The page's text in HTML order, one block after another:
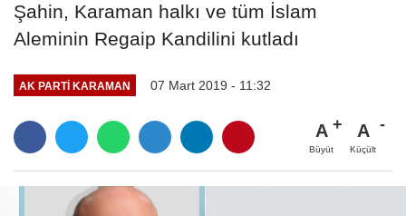
Şahin, Karaman halkı ve tüm İslam
Aleminin Regaip Kandilini kutladı
AK PARTI KARAMAN 07 Mart 2019 - 11:32
A
Büyüt
A
Küçült